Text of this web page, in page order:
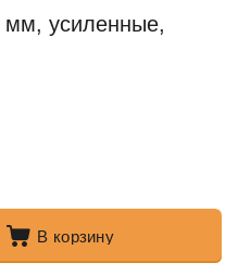
усиленные,
В корзину